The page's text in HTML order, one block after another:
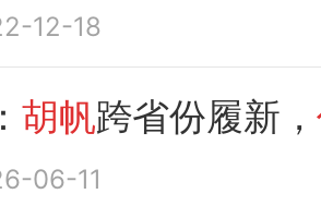
12-18
胡帆跨省份履新，
06-11